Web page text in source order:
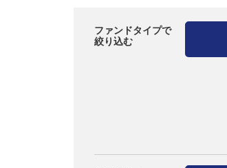
ファンドタイプで
絞り込む